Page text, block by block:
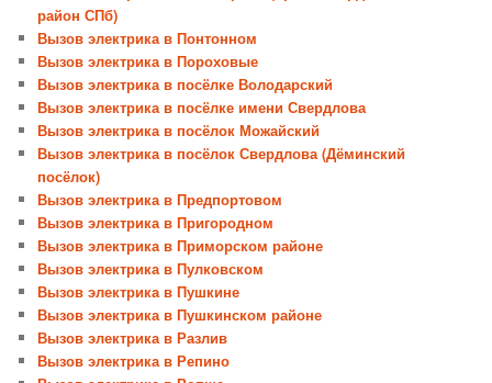
район СПб)
Вызов электрика в Понтонном
Вызов электрика в Пороховые
Вызов электрика в посёлке Володарский
Вызов электрика в посёлке имени Свердлова
Вызов электрика в посёлок Можайский
Вызов электрика в посёлок Свердлова (Дёминский
посёлок)
Вызов электрика в Предпортовом
Вызов электрика в Пригородном
Вызов электрика в Приморском районе
Вызов электрика в Пулковском
Вызов электрика в Пушкине
Вызов электрика в Пушкинском районе
Вызов электрика в Разлив
Вызов электрика в Репино